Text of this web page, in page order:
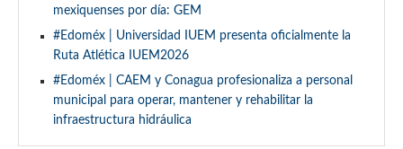
mexiquenses por día: GEM
#Edoméx | Universidad IUEM presenta oficialmente la
Ruta Atlética IUEM2026
#Edoméx | CAEM y Conagua profesionaliza a personal
municipal para operar, mantener y rehabilitar la
infraestructura hidráulica